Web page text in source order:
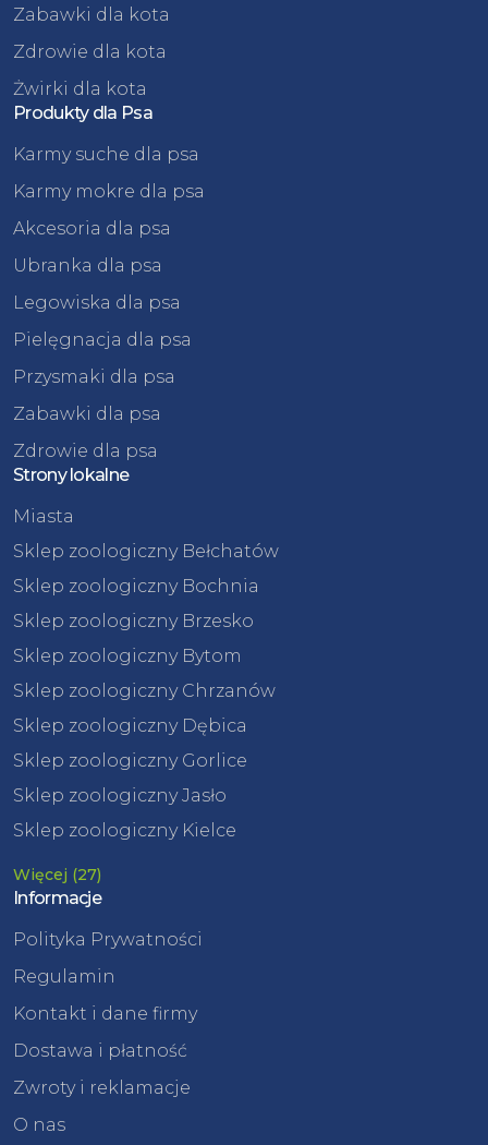
Zabawki dla kota
Zdrowie dla kota
Żwirki dla kota
Produkty dla Psa
Karmy suche dla psa
Karmy mokre dla psa
Akcesoria dla psa
Ubranka dla psa
Legowiska dla psa
Pielęgnacja dla psa
Przysmaki dla psa
Zabawki dla psa
Zdrowie dla psa
Strony lokalne
Miasta
Sklep zoologiczny Bełchatów
Sklep zoologiczny Bochnia
Sklep zoologiczny Brzesko
Sklep zoologiczny Bytom
Sklep zoologiczny Chrzanów
Sklep zoologiczny Dębica
Sklep zoologiczny Gorlice
Sklep zoologiczny Jasło
Sklep zoologiczny Kielce
Więcej (27)
Informacje
Polityka Prywatności
Regulamin
Kontakt i dane firmy
Dostawa i płatność
Zwroty i reklamacje
O nas